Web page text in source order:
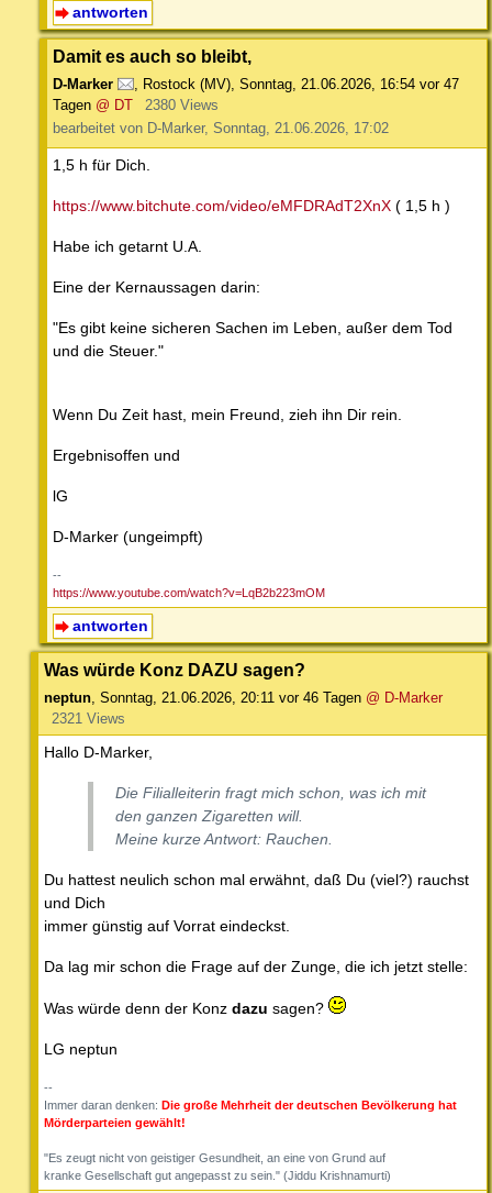
antworten
Damit es auch so bleibt,
D-Marker , Rostock (MV), Sonntag, 21.06.2026, 16:54 vor 47
Tagen @ DT
2380 Views
bearbeitet von D-Marker, Sonntag, 21.06.2026, 17:02
1,5 h für Dich.
https://www.bitchute.com/video/eMFDRAdT2XnX ( 1,5 h )
Habe ich getarnt U.A.
Eine der Kernaussagen darin:
"Es gibt keine sicheren Sachen im Leben, außer dem Tod
und die Steuer."
Wenn Du Zeit hast, mein Freund, zieh ihn Dir rein.
Ergebnisoffen und
lG
D-Marker (ungeimpft)
--
https://www.youtube.com/watch?v=LqB2b223mOM
antworten
Was würde Konz DAZU sagen?
neptun, Sonntag, 21.06.2026, 20:11 vor 46 Tagen @ D-Marker
2321 Views
Hallo D-Marker,
Die Filialleiterin fragt mich schon, was ich mit
den ganzen Zigaretten will.
Meine kurze Antwort: Rauchen.
Du hattest neulich schon mal erwähnt, daß Du (viel?) rauchst
und Dich
immer günstig auf Vorrat eindeckst.
Da lag mir schon die Frage auf der Zunge, die ich jetzt stelle:
Was würde denn der Konz dazu sagen?
LG neptun
--
Immer daran denken: Die große Mehrheit der deutschen Bevölkerung hat
Mörderparteien gewählt!
"Es zeugt nicht von geistiger Gesundheit, an eine von Grund auf
kranke Gesellschaft gut angepasst zu sein." (Jiddu Krishnamurti)